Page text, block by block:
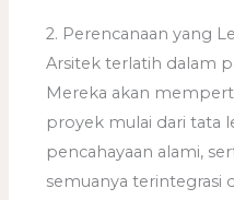
2. Perencanaan yang
Arsitek terlatih dalam
Mereka akan
proyek mulai dari tata
pencahayaan alami,
semuanya terintegrasi